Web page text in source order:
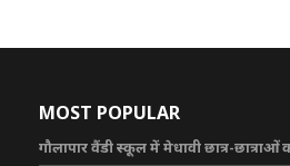
MOST POPULAR
गौलापार वैंडी स्कूल में मेधावी छात्र-छात्राओं